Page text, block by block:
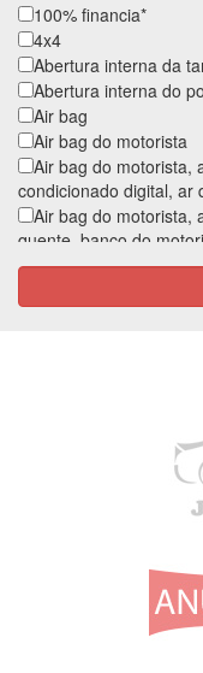
100% financia*
4x4
Abertura interna da
Abertura interna do
Air bag
Air bag do motorista
Air bag do motorista,
condicionado digital, ar
Air bag do motorista,
quente, banco do
Air bag do motorista,
quente, banco do
Air bag do motorista,
de cabeça traseiro,
Ar condicionado
Assistente de partida
Banco do motorista
Bancos de couro